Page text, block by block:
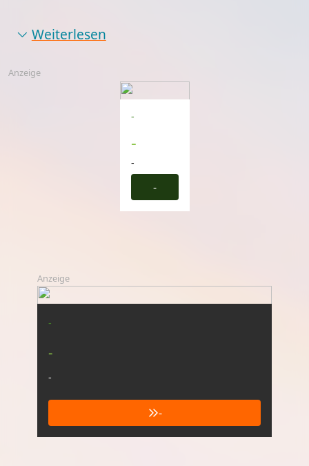
Weiterlesen
Anzeige
-
-
-
-
Anzeige
-
-
-
-